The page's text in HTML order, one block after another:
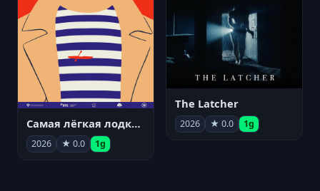
Самая лёгкая лодка в мире
2026 ★ 0.0 1g
The Latcher
2026 ★ 0.0 1g